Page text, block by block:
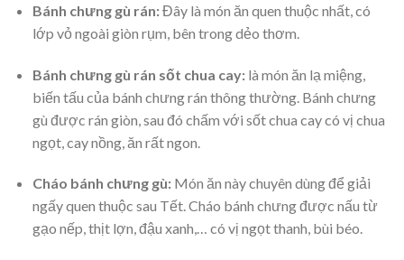
Bánh chưng gù rán:Đây là món ăn quen thuộc nhất, có
lớp vỏ ngoài giòn rụm, bên trong dẻo thơm.
Bánh chưng gù rán sốt chua cay:là món ăn lạ miệng,
biến tấu của bánh chưng rán thông thường. Bánh chưng
gù được rán giòn, sau đó chấm với sốt chua cay có vị chua
ngọt, cay nồng, ăn rất ngon.
Cháo bánh chưng gù: Món ăn này chuyên dùng để giải
ngấy quen thuộc sau Tết. Cháo bánh chưng được nấu từ
gạo nếp, thịt lợn, đậu xanh,… có vị ngọt thanh, bùi béo.